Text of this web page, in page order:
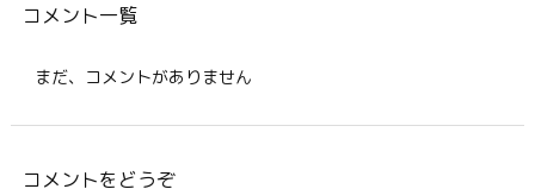
コメント一覧
まだ、コメントがありません
コメントをどうぞ